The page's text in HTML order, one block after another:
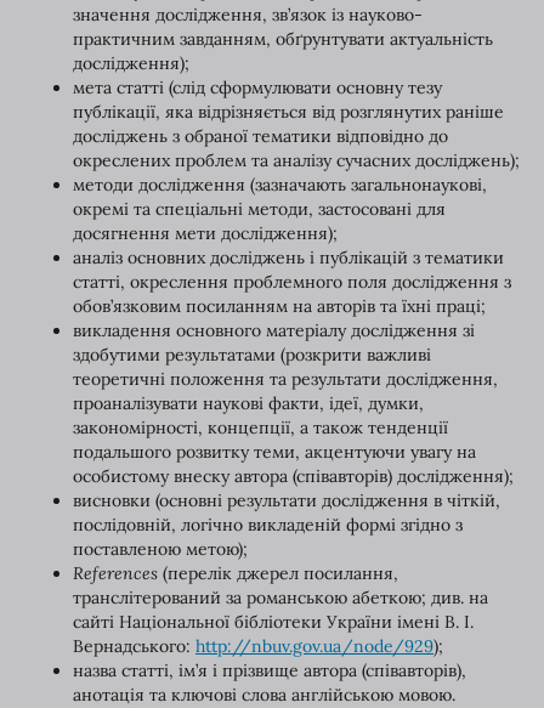
значення дослідження, зв’язок із науково-
практичним завданням, обґрунтувати актуальність
дослідження);
мета статті (слід сформулювати основну тезу
публікації, яка відрізняється від розглянутих раніше
досліджень з обраної тематики відповідно до
окреслених проблем та аналізу сучасних досліджень);
методи дослідження (зазначають загальнонаукові,
окремі та спеціальні методи, застосовані для
досягнення мети дослідження);
аналіз основних досліджень і публікацій з тематики
статті, окреслення проблемного поля дослідження з
обов’язковим посиланням на авторів та їхні праці;
викладення основного матеріалу дослідження зі
здобутими результатами (розкрити важливі
теоретичні положення та результати дослідження,
проаналізувати наукові факти, ідеї, думки,
закономірності, концепції, а також тенденції
подальшого розвитку теми, акцентуючи увагу на
особистому внеску автора (співавторів) дослідження);
висновки (основні результати дослідження в чіткій,
послідовній, логічно викладеній формі згідно з
поставленою метою);
References(перелік джерел посилання,
транслітерований за романською абеткою; див. на
сайті Національної бібліотеки України імені В. І.
Вернадського: http://nbuv.gov.ua/node/929);
назва статті, ім’я і прізвище автора (співавторів),
анотація та ключові слова англійською мовою.